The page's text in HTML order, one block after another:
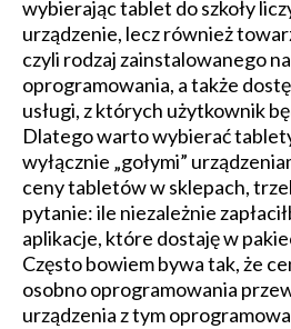
wybierając tablet do szkoły
urządzenie, lecz również
czyli rodzaj zainstalowanego
oprogramowania, a także
usługi, z których użytkownik
Dlatego warto wybierać
wyłącznie „gołymi”
ceny tabletów w sklepach,
pytanie: ile niezależnie
aplikacje, które dostaję w
Często bowiem bywa tak, że
osobno oprogramowania
urządzenia z tym